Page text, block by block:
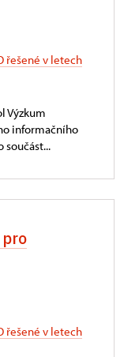
řešené v letech
Výzkum
informačního
součást...
řešené v letech